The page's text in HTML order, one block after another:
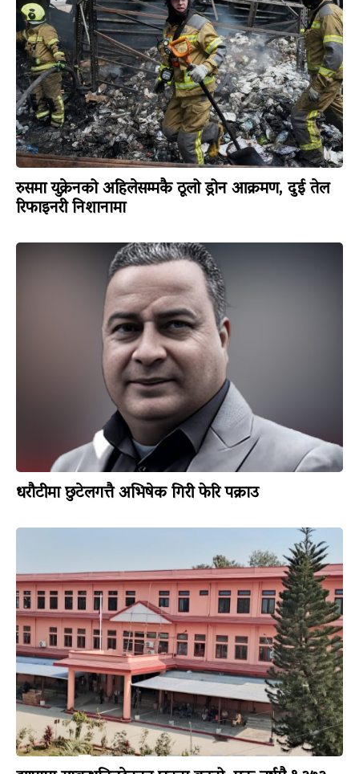
रुसमा युक्रेनको अहिलेसम्मकै ठूलो ड्रोन आक्रमण, दुई तेल
रिफाइनरी निशानामा
धरौटीमा छुटेलगत्तै अभिषेक गिरी फेरि पक्राउ